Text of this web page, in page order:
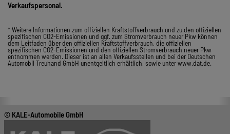
Verkaufspersonal.
* Weitere Informationen zum offiziellen Kraftstoffverbrauch und zu den offiziellen
spezifischen CO2-Emissionen und ggf. zum Stromverbrauch neuer Pkw können
dem Leitfaden über den offiziellen Kraftstoffverbrauch, die offiziellen
spezifischen CO2-Emissionen und den offiziellen Stromverbrauch neuer Pkw
entnommen werden. Dieser ist an allen Verkaufsstellen und bei der Deutschen
Automobil Treuhand GmbH unentgeltlich erhältlich, sowie unter www.dat.de.
© KALE-Automobile GmbH